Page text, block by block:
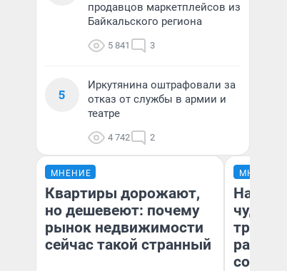
продавцов маркетплейсов из
Байкальского региона
5 841 3
5
Иркутянина оштрафовали за
отказ от службы в армии и
театре
4 742 2
МНЕНИЕ
Квартиры дорожают,
но дешевеют: почему
рынок недвижимости
сейчас такой странный
МНЕНИЕ
чудом